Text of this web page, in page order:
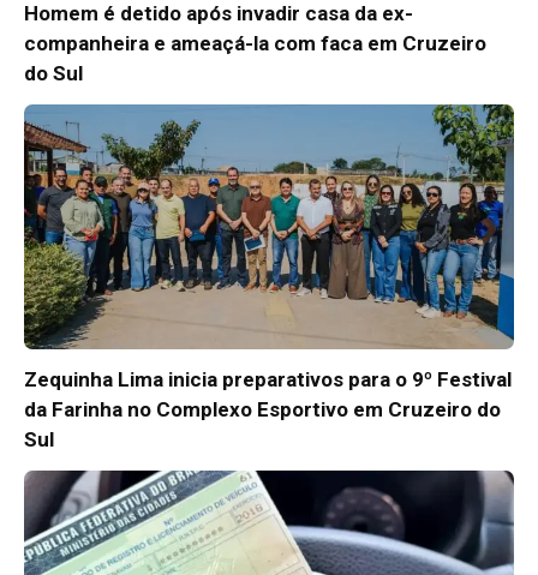
Homem é detido após invadir casa da ex-
companheira e ameaçá-la com faca em Cruzeiro
do Sul
Zequinha Lima inicia preparativos para o 9º Festival
da Farinha no Complexo Esportivo em Cruzeiro do
Sul